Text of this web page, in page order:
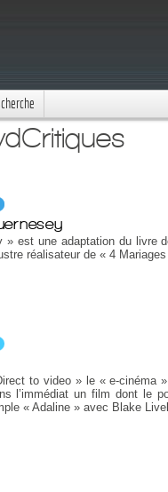
» est une adaptation du livre
réalisateur de « 4
to video » le « e-cinéma
l’immédiat un film dont le
« Adaline » avec Blake